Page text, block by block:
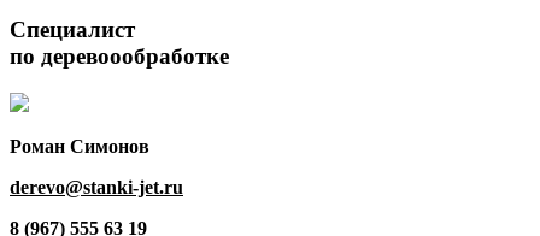
Специалист
по деревоообработке
Роман Симонов
derevo@stanki-jet.ru
8 (967) 555 63 19